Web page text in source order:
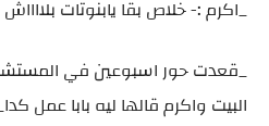
_اكرم :- خلاص بقا يابنوتات بلااااش
_قعدت حور اسبوعين في
البيت واكرم قالها ليه بابا عمل